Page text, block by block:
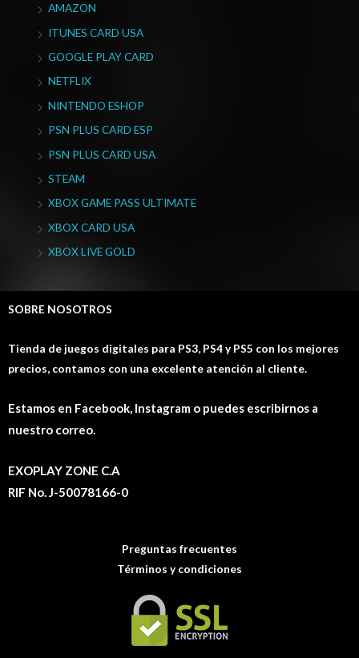
AMAZON
ITUNES CARD USA
GOOGLE PLAY CARD
NETFLIX
NINTENDO ESHOP
PSN PLUS CARD ESP
PSN PLUS CARD USA
STEAM
XBOX GAME PASS ULTIMATE
XBOX CARD USA
XBOX LIVE GOLD
SOBRE NOSOTROS
Tienda de juegos digitales para PS3, PS4 y PS5 con los mejores
precios, contamos con una excelente atención al cliente.
Estamos en Facebook, Instagram o puedes escribirnos a
nuestro correo.
EXOPLAY ZONE C.A
RIF No. J-50078166-0
Preguntas frecuentes
Términos y condiciones